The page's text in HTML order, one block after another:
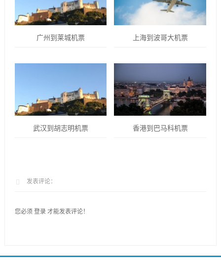
广州到莱城机票 上海到波哥大机票
武汉到胡志明机票 香港到巴马科机票
发表评论：
您必须登录 才能发表评论！